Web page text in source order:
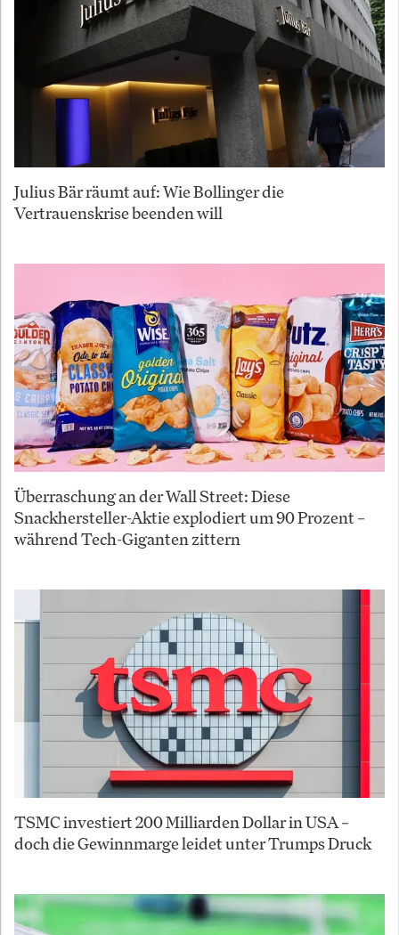
Julius Bär räumt auf: Wie Bollinger die
Vertrauenskrise beenden will
Überraschung an der Wall Street: Diese
Snackhersteller-Aktie explodiert um 90 Prozent –
während Tech-Giganten zittern
TSMC investiert 200 Milliarden Dollar in USA –
doch die Gewinnmarge leidet unter Trumps Druck